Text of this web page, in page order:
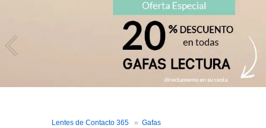
Lentes de Contacto 365 GafasGafas Filtro Luz Azul